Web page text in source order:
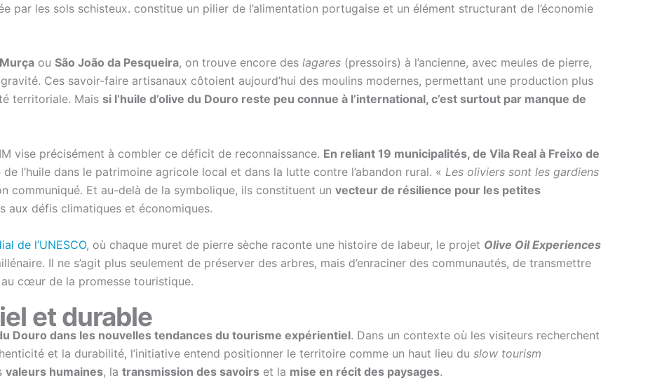
par les sols schisteux. constitue un pilier de l’alimentation portugaise et un élément structurant de l’économie
Murça ou São João da Pesqueira, on trouve encore des lagares (pressoirs) à l’ancienne, avec meules de pierre,
Ces savoir-faire artisanaux côtoient aujourd’hui des moulins modernes, permettant une production plus
territoriale. Mais si l’huile d’olive du Douro reste peu connue à l’international, c’est surtout par manque de
vise précisément à combler ce déficit de reconnaissance. En reliant 19 municipalités, de Vila Real à Freixo de
l’huile dans le patrimoine agricole local et dans la lutte contre l’abandon rural. « Les oliviers sont les gardiens
communiqué. Et au-delà de la symbolique, ils constituent un vecteur de résilience pour les petites
aux défis climatiques et économiques.
de l’UNESCO, où chaque muret de pierre sèche raconte une histoire de labeur, le projet Olive Oil Experiences
Il ne s’agit plus seulement de préserver des arbres, mais d’enraciner des communautés, de transmettre
au cœur de la promesse touristique.
et durable
Douro dans les nouvelles tendances du tourisme expérientiel. Dans un contexte où les visiteurs recherchent
et la durabilité, l’initiative entend positionner le territoire comme un haut lieu du slow tourism
valeurs humaines, la transmission des savoirs et la mise en récit des paysages.